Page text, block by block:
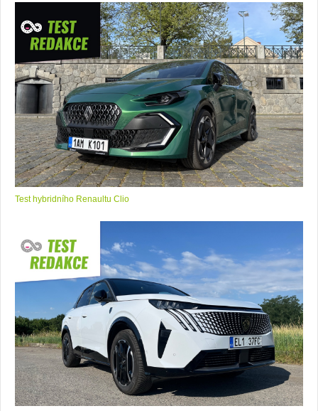
Test hybridního Renaultu Clio